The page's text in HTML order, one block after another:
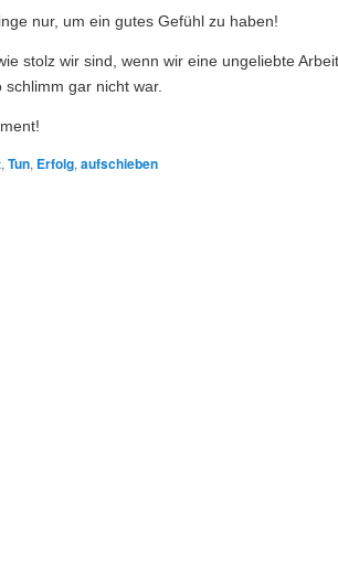
nur, um ein gutes Gefühl zu haben!
stolz wir sind, wenn wir eine ungeliebte
gar nicht war.
, Tun, Erfolg, aufschieben